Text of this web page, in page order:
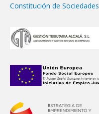
Constitución de Sociedades